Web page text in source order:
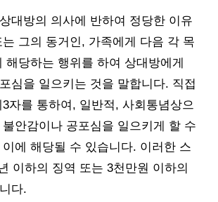
대방의 의사에 반하여 정당한 이유
그의 동거인, 가족에게 다음 각 목
해당하는 행위를 하여 상대방에게
심을 일으키는 것을 말합니다. 직접
자를 통하여, 일반적, 사회통념상으
안감이나 공포심을 일으키게 할 수
에 해당될 수 있습니다. 이러한 스
이하의 징역 또는 3천만원 이하의
다.